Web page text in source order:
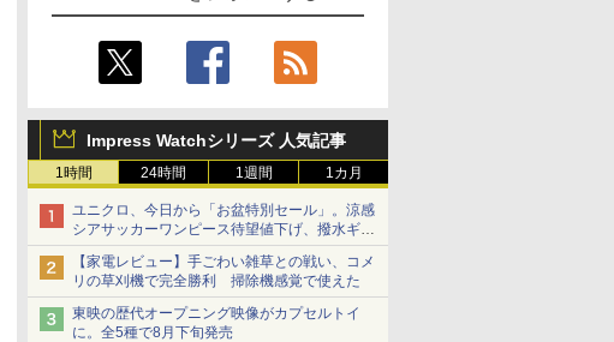
Impress Watchシリーズ 人気記事
1時間 24時間 1週間 1カ月
ユニクロ、今日から「お盆特別セール」。涼感
シアサッカーワンピース待望値下げ、撥水ギア
ショーツは1990円に
【家電レビュー】手ごわい雑草との戦い、コメ
リの草刈機で完全勝利 掃除機感覚で使えた
東映の歴代オープニング映像がカプセルトイ
に。全5種で8月下旬発売